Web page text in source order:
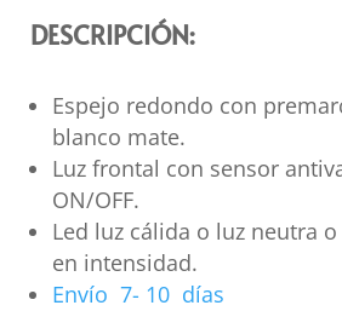
DESCRIPCIÓN:
Espejo redondo con
blanco mate.
Luz frontal con sensor
ON/OFF.
Led luz cálida o luz neutra
en intensidad.
Envío 7- 10 días